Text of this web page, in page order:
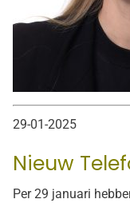
29-01-2025
Nieuw
Per 29 januari